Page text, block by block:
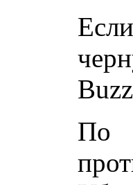
По